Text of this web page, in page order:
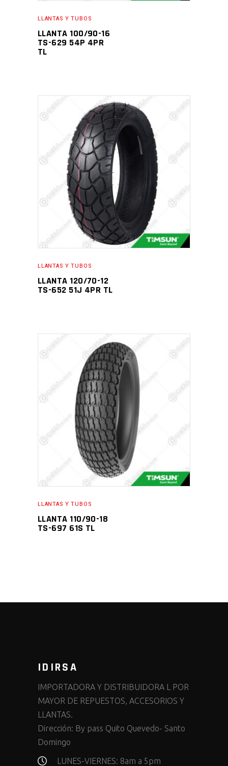
LLANTAS Y TUBOS
LLANTA 100/90-16
TS-629 54P 4PR
TL
LLANTAS Y TUBOS
LLANTA 120/70-12
TS-652 51J 4PR TL
LLANTAS Y TUBOS
LLANTA 110/90-18
TS-697 61S TL
IDIRSA
IMPORTADORA Y DISTRIBUIDORA L POR
MAYOR DE REPUESTOS, ACCESORIOS Y
LLANTAS.
Dirección: By pass Quito Quevedo- Santo
Domingo
LUNES-VIERNES: 8am a 5pm